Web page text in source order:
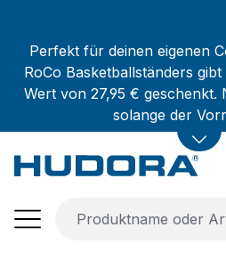
Perfekt für deinen eigenen
RoCo Basketballständers
Wert von 27,95 €
solange der